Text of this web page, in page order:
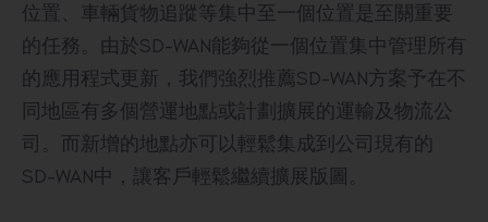
位置、車輛貨物追蹤等集中至一個位置是至關重要
的任務。由於SD-WAN能夠從一個位置集中管理所有
的應用程式更新，我們強烈推薦SD-WAN方案予在不
同地區有多個營運地點或計劃擴展的運輸及物流公
司。而新增的地點亦可以輕鬆集成到公司現有的
SD-WAN中，讓客戶輕鬆繼續擴展版圖。